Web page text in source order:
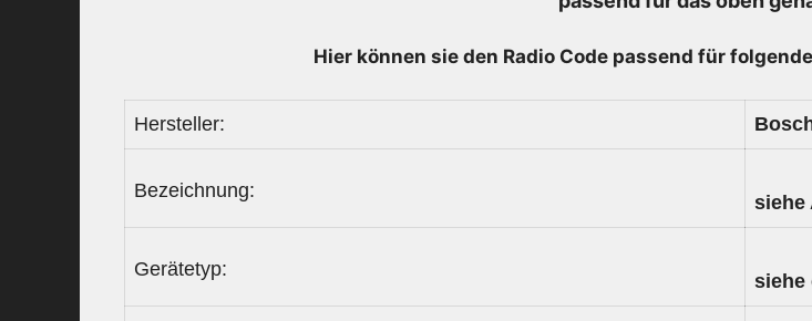
Hier können sie den Radio Code passend für
Hersteller:
Bezeichnung:
siehe
Gerätetyp:
siehe